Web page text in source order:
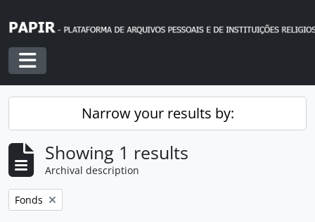
Toggle navigation
Narrow your results by:
Showing 1 results
Archival description
Remove filter:
Fonds